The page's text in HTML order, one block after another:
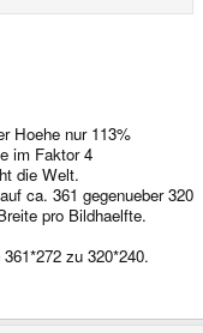
Hoehe nur 113%
im Faktor 4
die Welt.
ca. 361 gegenueber 320
pro Bildhaelfte.
zu 320*240.